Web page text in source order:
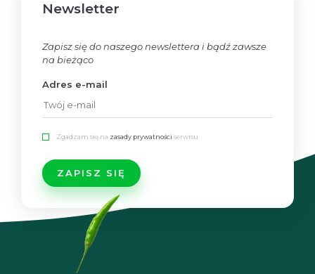
Newsletter
Zapisz się do naszego newslettera i bądź zawsze
na bieżąco
Adres e-mail
Zgadzam się na zasady prywatności serwisu